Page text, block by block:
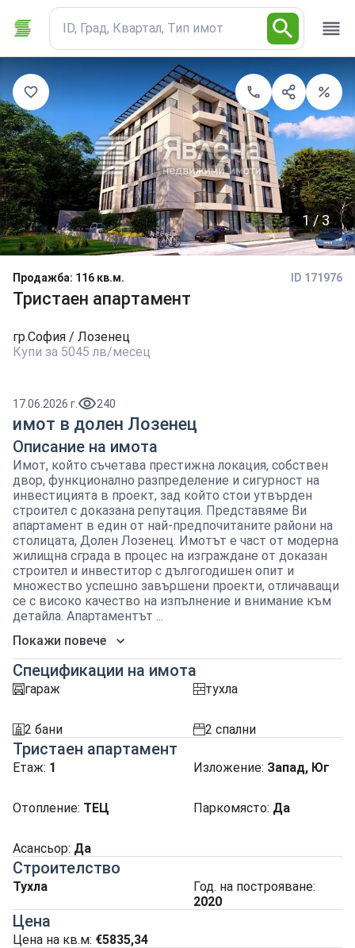
ID, Град, Квартал, Тип имот
1 / 3
Продажба: 116 кв.м.
Тристаен апартамент
ID 171976
гр.София / Лозенец
Купи за 5045 лв/месец
17.06.2026 г. 240
имот в долен Лозенец
Описание на имота
Имот, който съчетава престижна локация, собствен
двор, функционално разпределение и сигурност на
инвестицията в проект, зад който стои утвърден
строител с доказана репутация. Представяме Ви
апартамент в един от най-предпочитаните райони на
столицата, Долен Лозенец. Имотът е част от модерна
жилищна сграда в процес на изграждане от доказан
строител и инвеститор с дългогодишен опит и
множество успешно завършени проекти, отличаващи
се с високо качество на изпълнение и внимание към
детайла. Апартаментът ...
Покажи повече
Спецификации на имота
garajгараж tuhlaтухла
sanitarno_pomeshtenie 2 бани spalnia2 спални
Тристаен апартамент
Етаж: 1 Изложение: Запад, Юг
Отопление: ТЕЦ Паркомясто: Да
Асансьор: Да
Строителство
Тухла
Год. на построяване:
2020
Цена
Цена на кв.м: €5835,34